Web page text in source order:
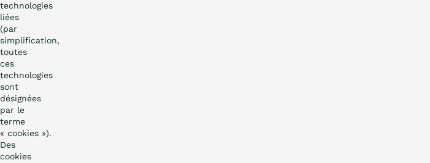
technologies
liées
(par
simplification,
toutes
ces
technologies
sont
désignées
par le
terme
« cookies »).
Des
cookies